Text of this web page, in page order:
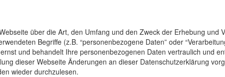
über die Art, den Umfang und den Zweck der Erhebung und
Begriffe (z.B. “personenbezogene Daten” oder
und behandelt Ihre personenbezogenen Daten vertraulich und
dieser Webseite Änderungen an dieser Datenschutzerklärung
wieder durchzulesen.